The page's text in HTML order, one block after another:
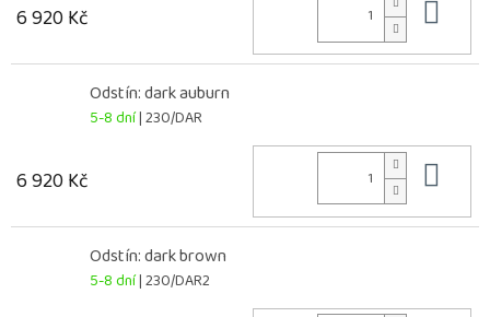
6 920 Kč
Odstín: dark auburn
5-8 dní| 230/DAR
6 920 Kč
Odstín: dark brown
5-8 dní| 230/DAR2